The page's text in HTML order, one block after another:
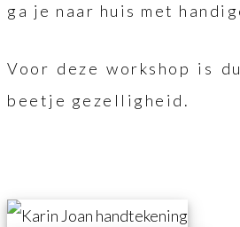
ga je naar huis met
Voor deze workshop is
beetje gezelligheid.